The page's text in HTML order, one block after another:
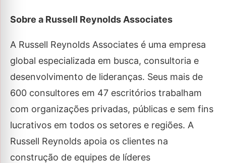
Sobre a Russell Reynolds Associates
A Russell Reynolds Associates é uma empresa
global especializada em busca, consultoria e
desenvolvimento de lideranças. Seus mais de
600 consultores em 47 escritórios trabalham
com organizações privadas, públicas e sem fins
lucrativos em todos os setores e regiões. A
Russell Reynolds apoia os clientes na
construção de equipes de líderes